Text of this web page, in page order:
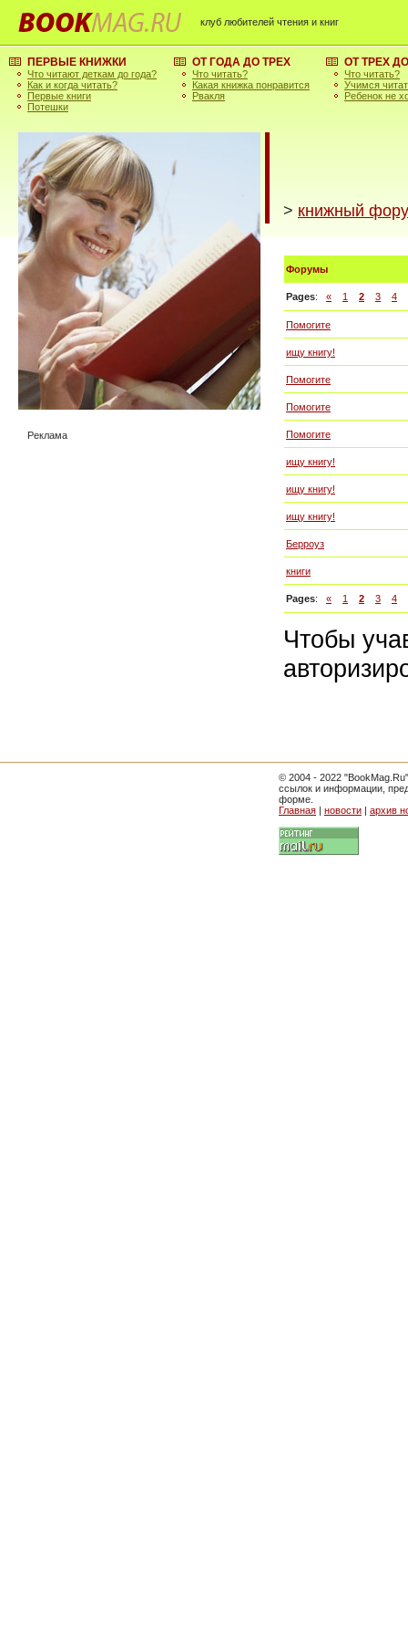
клуб любителей чтения и книг
ПЕРВЫЕ КНИЖКИ
Что читают деткам до года?
Как и когда читать?
Первые книги
Потешки
ОТ ГОДА ДО ТРЕХ
Что читать?
Какая книжка понравится
Рвакля
ОТ ТРЕХ
Что читать?
Учимся
Ребенок не
Реклама
> книжный
Форумы
Pages: « 1 2 3 4
Помогите
ищу книгу!
Помогите
Помогите
Помогите
ищу книгу!
ищу книгу!
ищу книгу!
Берроуз
книги
Pages: « 1 2 3 4
Чтобы
© 2004 - 2022
ссылок и информации,
форме.
Главная | новости | архив